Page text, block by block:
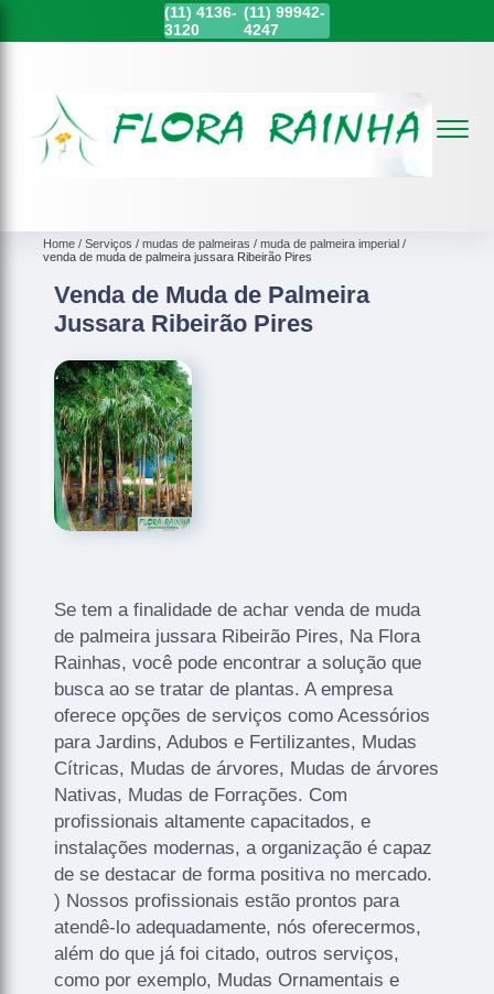
(11) 4136-
3120
(11)99942-
4247
Home Serviços mudas de palmeiras
muda de palmeira imperial
venda de muda de palmeira jussara Ribeirão Pires
Venda de Muda de Palmeira
Jussara Ribeirão Pires
Se tem a finalidade de achar venda de muda
de palmeira jussara Ribeirão Pires, Na Flora
Rainhas, você pode encontrar a solução que
busca ao se tratar de plantas. A empresa
oferece opções de serviços como Acessórios
para Jardins, Adubos e Fertilizantes, Mudas
Cítricas, Mudas de árvores, Mudas de árvores
Nativas, Mudas de Forrações. Com
profissionais altamente capacitados, e
instalações modernas, a organização é capaz
de se destacar de forma positiva no mercado.
) Nossos profissionais estão prontos para
atendê-lo adequadamente, nós oferecermos,
além do que já foi citado, outros serviços,
como por exemplo, Mudas Ornamentais e